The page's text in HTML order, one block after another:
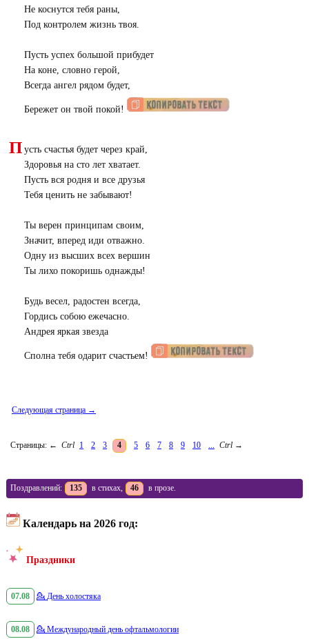
Не коснутся тебя раны,
Под контролем жизнь твоя.
Пусть успех большой прибудет
На коне, словно герой,
Всегда ангел рядом будет,
Бережет он твой покой!
П усть счастья будет через край,
Здоровья на сто лет хватает.
Пусть вся родня и все друзья
Тебя ценить не забывают!
Ты верен принципам своим,
Значит, вперед иди отважно.
Одну из высших всех вершин
Ты лихо покоришь однажды!
Будь весел, радостен всегда,
Гордись собою ежечасно.
Андрея яркая звезда
Сполна тебя одарит счастьем!
Следующая страница →
Страницы: ← Ctrl 1 2 3 4 5 6 7 8 9 10 Ctrl →
Поздравлений: 135 в стихах, 46 в прозе.
Календарь на 2026 год:
Праздники
07.08 💁 День холостяка
08.08 💁 Международный день офтальмологии